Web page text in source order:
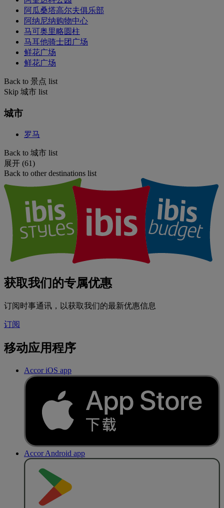
阿瓜桑塔高尔夫俱乐部
阿纳尼纳购物中心
马可奥里略圆柱
马耳他骑士团广场
鲜花广场
鲜花广场
Back to 景点 list
Skip 城市 list
城市
罗马
Back to 城市 list
展开 (61)
Back to other destinations list
获取我们的专属优惠
订阅时事通讯，以获取我们的最新优惠信息
订阅
移动应用程序
Accor iOS app
Accor Android app